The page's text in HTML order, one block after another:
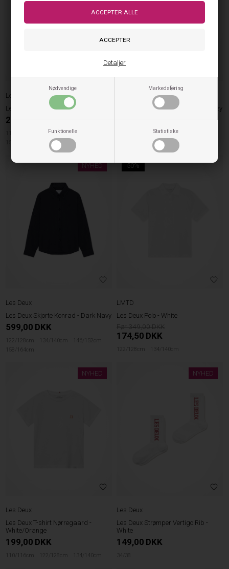
Nødvendige Markedsføring
Funktionelle Statistiske
Detaljer
Les Deux
Les Deux T-shirt Encore - White
249,00DKK
122/128cm
146/152cm
Les Deux Cap Baseball - Raven Grey
NYHED
Les Deux
Les Deux Skjorte Konrad - Dark Navy
599,00 DKK
122/128cm 134/140cm
146/152cm
158/164cm
50%
LMTD
Les Deux Polo - White
349,00
174,50 DKK
122/128cm 134/140cm
NYHED
Les Deux
Les Deux T-shirt Nørregaard -
White/Orange
199,00 DKK
110/116cm 122/128cm 134/140cm
NYHED
Les Deux
Les Deux Strømper Vertigo Rib -
White
149,00 DKK
34/38